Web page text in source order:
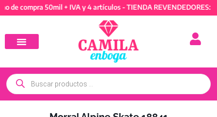
compra 50mil + IVA y 4 artículos - TIENDA REVENDEDORES: